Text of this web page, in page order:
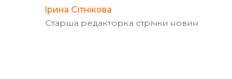
Ірина Сітнікова
Старша редакторка стрічки новин